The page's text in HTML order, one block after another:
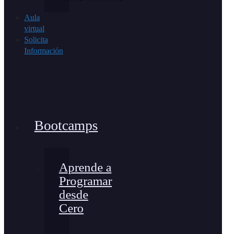
Aula
virtual
Solicita
Información
Bootcamps
Aprende a
Programar
desde
Cero